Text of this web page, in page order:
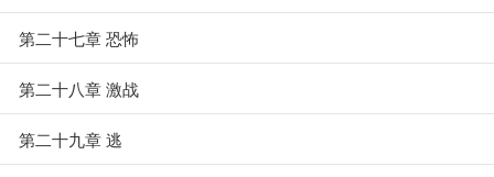
第二十七章 恐怖
第二十八章 激战
第二十九章 逃